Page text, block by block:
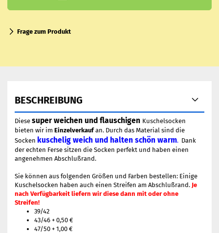
Frage zum Produkt
BESCHREIBUNG
Diese super weichen und flauschigen Kuschelsocken
bieten wir im Einzelverkaufan. Durch das Material sind die
Socken kuschelig weich und halten schön warm. Dank
der echten Ferse sitzen die Socken perfekt und haben einen
angenehmen Abschlußrand.
Sie können aus folgenden Größen und Farben bestellen: Einige
Kuschelsocken haben auch einen Streifen am Abschlußrand. Je
nach Verfügbarkeit liefern wir diese dann mit oder ohne
Streifen!
39/42
43/46 + 0,50 €
47/50 + 1,00 €